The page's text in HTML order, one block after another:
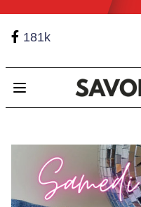
181k
Open main menu